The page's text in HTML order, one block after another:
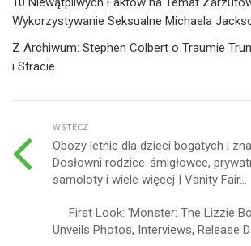
Wykorzystywanie Seksualne Michaela
Z Archiwum: Stephen Colbert o Traumie
i Stracie
WSTECZ
Obozy letnie dla dzieci bogatych i
Dosłowni rodzice-śmigłowce,
samoloty i wiele więcej | Vanity Fair...
First Look: 'Monster: The Lizzie
Unveils Photos, Interviews, Release